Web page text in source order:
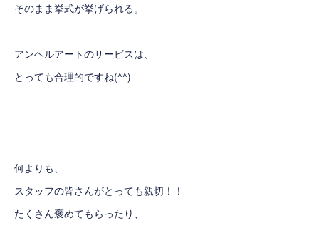
そのまま挙式が挙げられる。
アンヘルアートのサービスは、
とっても合理的ですね(^^)
何よりも、
スタッフの皆さんがとっても親切！！
たくさん褒めてもらったり、